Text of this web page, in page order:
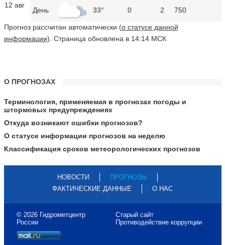
12 авг
День 33° 0 2 750
Прогноз рассчитан автоматически (о статусе данной
информации). Страница обновлена в 14:14 МСК
О ПРОГНОЗАХ
Терминология, применяемая в прогнозах погоды и
штормовых предупреждениях
Откуда возникают ошибки прогнозов?
О статусе информации прогнозов на неделю
Классификация сроков метеорологических прогнозов
НОВОСТИ
ПРОГНОЗЫ
ФАКТИЧЕСКИЕ ДАННЫЕ
О НАС
© 2026 Гидрометцентр
России
Старый сайт
Противодействие коррупции